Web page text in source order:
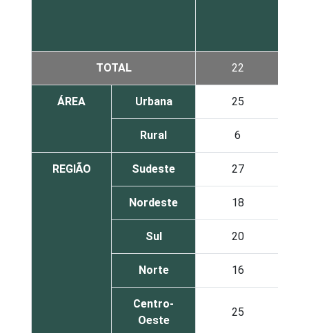
TOTAL 22
ÁREA Urbana 25
Rural 6
REGIÃO Sudeste 27
Nordeste 18
Sul 20
Norte 16
Centro-
Oeste
25